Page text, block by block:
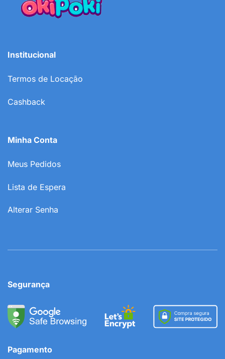
Institucional
Termos de Locação
Cashback
Minha Conta
Meus Pedidos
Lista de Espera
Alterar Senha
Segurança
Pagamento